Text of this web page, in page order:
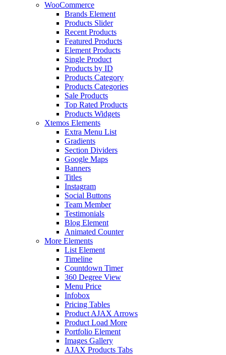
WooCommerce
Brands Element
Products Slider
Recent Products
Featured Products
Element Products
Single Product
Products by ID
Products Category
Products Categories
Sale Products
Top Rated Products
Products Widgets
Xtemos Elements
Extra Menu List
Gradients
Section Dividers
Google Maps
Banners
Titles
Instagram
Social Buttons
Team Member
Testimonials
Blog Element
Animated Counter
More Elements
List Element
Timeline
Countdown Timer
360 Degree View
Menu Price
Infobox
Pricing Tables
Product AJAX Arrows
Product Load More
Portfolio Element
Images Gallery
AJAX Products Tabs